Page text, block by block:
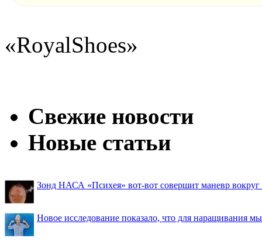
«RoyalShoes»
Свежие новости
Новые статьи
Зонд НАСА «Психея» вот-вот совершит маневр вокруг
Новое исследование показало, что для наращивания